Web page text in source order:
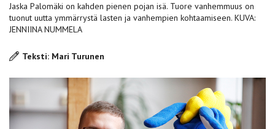
Jaska Palomäki on kahden pienen pojan isä. Tuore vanhemmuus on
tuonut uutta ymmärrystä lasten ja vanhempien kohtaamiseen. KUVA:
JENNIINA NUMMELA
Teksti: Mari Turunen